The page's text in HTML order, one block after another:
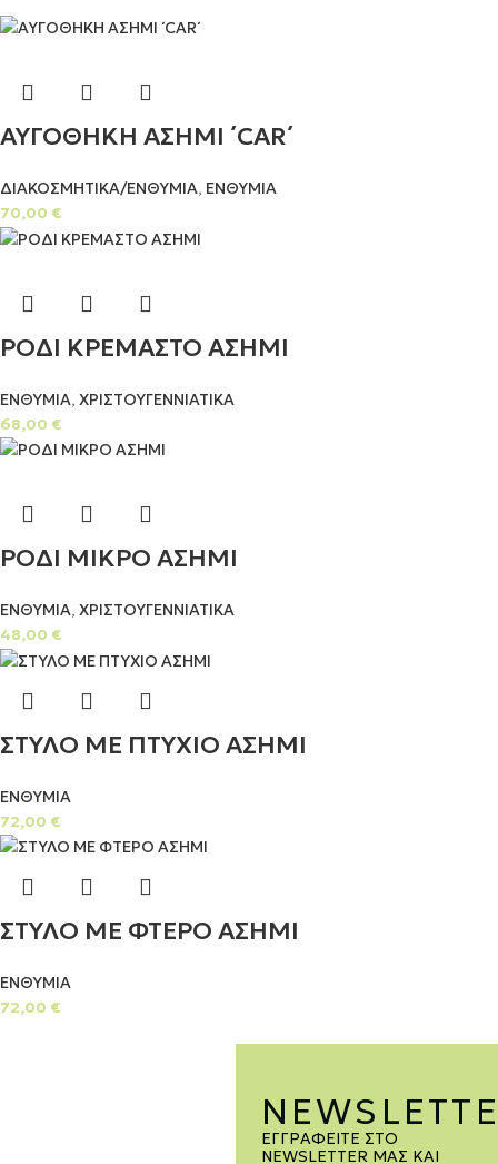
ΑΥΓΟΘΗΚΗ ΑΣΗΜΙ ΄CAR΄
ΔΙΑΚΟΣΜΗΤΙΚΑ/ΕΝΘΥΜΙΑ, ΕΝΘΥΜΙΑ
70,00 €
ΡΟΔΙ ΚΡΕΜΑΣΤΟ ΑΣΗΜΙ
ΕΝΘΥΜΙΑ, ΧΡΙΣΤΟΥΓΕΝΝΙΑΤΙΚΑ
68,00 €
ΡΟΔΙ ΜΙΚΡΟ ΑΣΗΜΙ
ΕΝΘΥΜΙΑ, ΧΡΙΣΤΟΥΓΕΝΝΙΑΤΙΚΑ
48,00 €
ΣΤΥΛΟ ΜΕ ΠΤΥΧΙΟ ΑΣΗΜΙ
ΕΝΘΥΜΙΑ
72,00 €
ΣΤΥΛΟ ΜΕ ΦΤΕΡΟ ΑΣΗΜΙ
ΕΝΘΥΜΙΑ
72,00 €
ΕΓΓΡΑΦΕΊΤΕ ΣΤΟ
NEWSLETTER ΜΑΣ ΚΑΙ